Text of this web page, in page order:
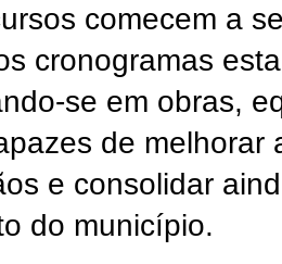
comecem a
cronogramas
se em obras,
de melhorar
e consolidar
do município.